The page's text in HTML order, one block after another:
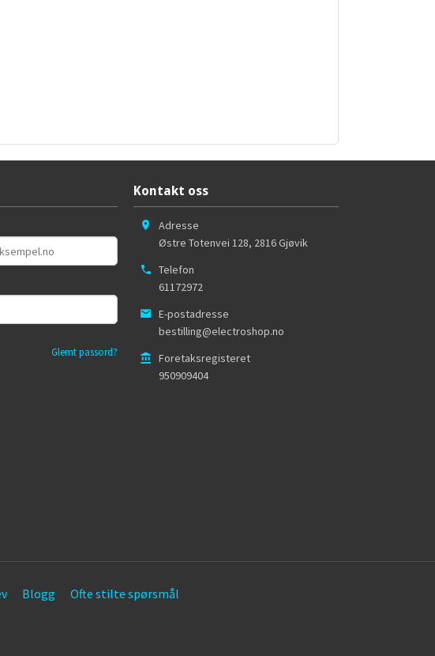
Glemt passord?
Kontakt oss
Adresse
Østre Totenvei 128, 2816Gjøvik
Telefon
61172972
E-postadresse
bestilling@electroshop.no
Foretaksregisteret
950909404
Blogg Ofte stilte spørsmål